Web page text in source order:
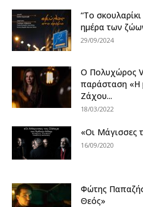
“Το
ημέρα των
29/09/2024
Ο Πολυχώρος
παράσταση «Η
Ζάχου...
18/03/2022
«Οι Μάγισσες
16/09/2020
Φώτης
Θεός»